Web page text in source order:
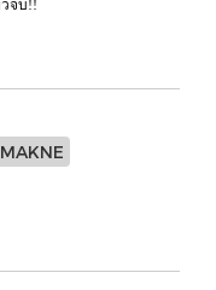
จบ!!
MAKNE